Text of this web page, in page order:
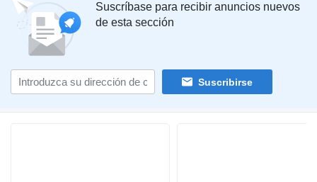
Suscríbase para recibir anuncios nuevos
de esta sección
Suscribirse